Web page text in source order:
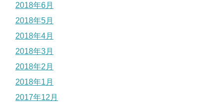
2018年6月
2018年5月
2018年4月
2018年3月
2018年2月
2018年1月
2017年12月